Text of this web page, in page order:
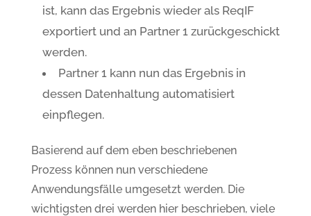
ist, kann das Ergebnis wieder als ReqIF
exportiert und an Partner 1 zurückgeschickt
werden.
Partner 1 kann nun das Ergebnis in
dessen Datenhaltung automatisiert
einpflegen.
Basierend auf dem eben beschriebenen
Prozess können nun verschiedene
Anwendungsfälle umgesetzt werden. Die
wichtigsten drei werden hier beschrieben, viele